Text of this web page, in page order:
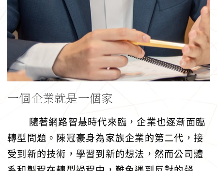
一個企業就是一個家
隨著網路智慧時代來臨，企業也逐漸面臨
轉型問題。陳冠豪身為家族企業的第二代，接
受到新的技術，學習到新的想法，然而公司體